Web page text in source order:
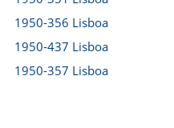
1950-356 Lisboa
1950-437 Lisboa
1950-357 Lisboa